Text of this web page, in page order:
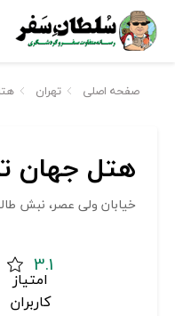
صفحه اصلی تهران
هتل جهان
خیابان ولی عصر، نبش
3.1
امتیاز
کاربران